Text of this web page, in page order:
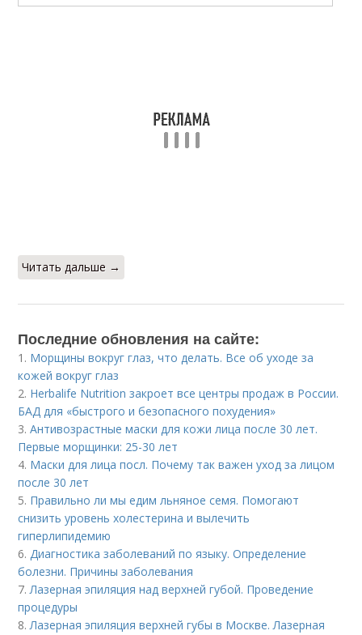
Читать дальше →
Последние обновления на сайте:
1. Морщины вокруг глаз, что делать. Все об уходе за
кожей вокруг глаз
2. Herbalife Nutrition закроет все центры продаж в России.
БАД для «быстрого и безопасного похудения»
3.Антивозрастные маски для кожи лица после 30 лет.
Первые морщинки: 25-30 лет
4. Маски для лица посл. Почему так важен уход за лицом
после 30 лет
5. Правильно ли мы едим льняное семя. Помогают
снизить уровень холестерина и вылечить
гиперлипидемию
6.Диагностика заболеваний по языку. Определение
болезни. Причины заболевания
7.Лазерная эпиляция над верхней губой. Проведение
процедуры
8.Лазерная эпиляция верхней губы в Москве. Лазерная